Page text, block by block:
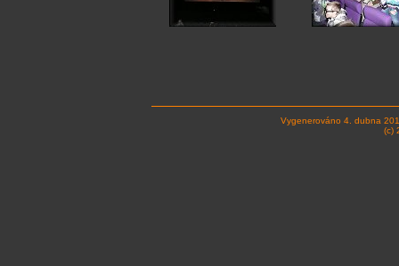
Vygenerováno 4. dubna
(c)